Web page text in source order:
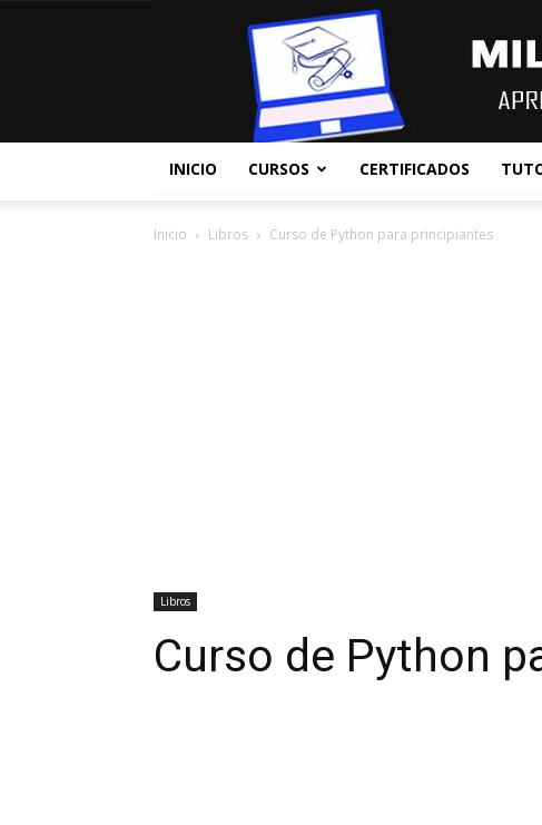
INICIO CURSOS CERTIFICADOS
Inicio Libros Curso de Python para principiantes
Libros
Curso de Python